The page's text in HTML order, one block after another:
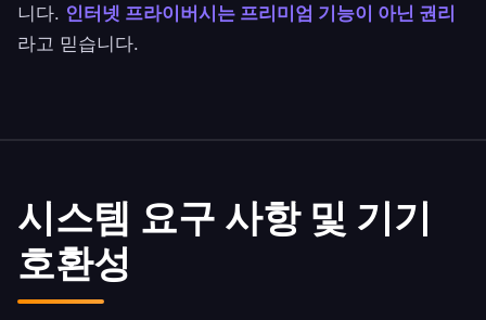
니다. 인터넷 프라이버시는 프리미엄 기능이 아닌 권리
라고 믿습니다.
시스템 요구 사항 및 기기
호환성